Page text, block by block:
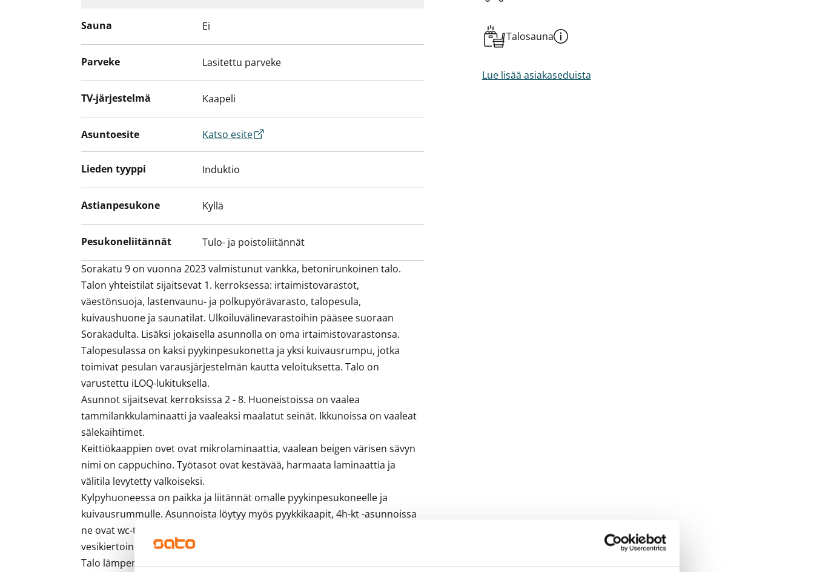
Siellä on myös paikka ja liitännät omalle pyykinpesukoneelle ja
Olisiko tässä sinulle uusi elämäsi koti? Tervetuloa näytölle tutustumaan ja
ihastumaan!
Talosauna
Lue lisää asiakaseduista
Sauna Ei
Parveke Lasitettu parveke
TV-järjestelmä Kaapeli
Asuntoesite Katso esite
Lieden tyyppi Induktio
Astianpesukone Kyllä
Pesukoneliitännät
Tulo- ja poistoliitännät
Sorakatu 9 on vuonna 2023 valmistunut vankka, betonirunkoinen talo.
Talon yhteistilat sijaitsevat 1. kerroksessa: irtaimistovarastot,
väestönsuoja, lastenvaunu- ja polkupyörävarasto, talopesula,
kuivaushuone ja saunatilat. Ulkoiluvälinevarastoihin pääsee suoraan
Sorakadulta. Lisäksi jokaisella asunnolla on oma irtaimistovarastonsa.
Talopesulassa on kaksi pyykinpesukonetta ja yksi kuivausrumpu, jotka
toimivat pesulan varausjärjestelmän kautta veloituksetta. Talo on
varustettu iLOQ-lukituksella.
Asunnot sijaitsevat kerroksissa 2 - 8. Huoneistoissa on vaalea
tammilankkulaminaatti ja vaaleaksi maalatut seinät. Ikkunoissa on vaaleat
sälekaihtimet.
Keittiökaappien ovet ovat mikrolaminaattia, vaalean beigen värisen sävyn
nimi on cappuchino. Työtasot ovat kestävää, harmaata laminaattia ja
välitila levytetty valkoiseksi.
Kylpyhuoneessa on paikka ja liitännät omalle pyykinpesukoneelle ja
kuivausrummulle. Asunnoista löytyy myös pyykkikaapit, 4h-kt -asunnoissa
ne ovat wc-tiloissa, pienemmissä asunnoissa eteisessä. Kylpyhuoneissa on
vesikiertoinen lattialämmitys.
Talo lämpenee kaukolämmöllä. Huoneistoissa on huoneistokohtainen